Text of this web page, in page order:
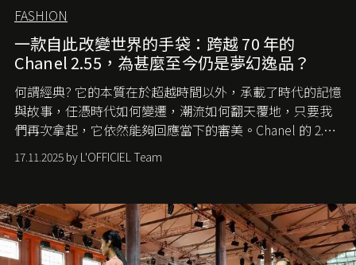
FASHION
一款自此改變世界的手袋：跨越 70 年的
Chanel 2.55，為甚麼至今仍是夢幻逸品？
何謂經典? 它的本質在於超越時間以外，承載了時代的記憶
與故事，任憑時代如何變遷，潮流如何翻天覆地，只要我
們再次拿起，它依然能夠回應當下的審美。Chanel 的 2.55
手袋更是這樣存在，自問世至今，一直有着舉足輕重的地
位。如果說每個女生的第一個夢想手袋是 Chanel，那 2.55
愛它的雋永與優雅。那麼這個手袋是怎麼誕生的呢？又為
甚麼取名叫 2.55 ？今天就由《L'Officiel HK》帶你穿越流金
歲月，回顧 2.55 的誕生故事。
17.11.2025 by L'OFFICIEL Team